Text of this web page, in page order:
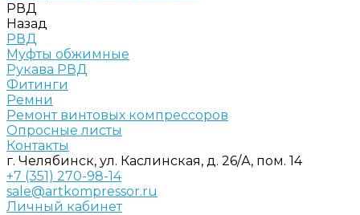
РВД
Назад
РВД
Муфты обжимные
Рукава РВД
Фитинги
Ремни
Ремонт винтовых компрессоров
Опросные листы
Контакты
г. Челябинск, ул. Каслинская, д. 26/А, пом. 14
+7 (351) 270-98-14
sale@artkompressor.ru
Личный кабинет